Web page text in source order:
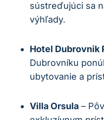
sústreďujúci sa
výhľady.
Hotel Dubrovnik
Dubrovníku
ubytovanie a
Villa Orsula –